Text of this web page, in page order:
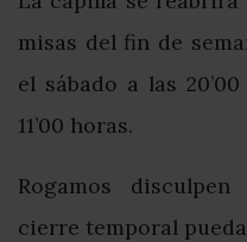
misas del fin de
el sábado a las
11’00 horas.
Rogamos
cierre temporal